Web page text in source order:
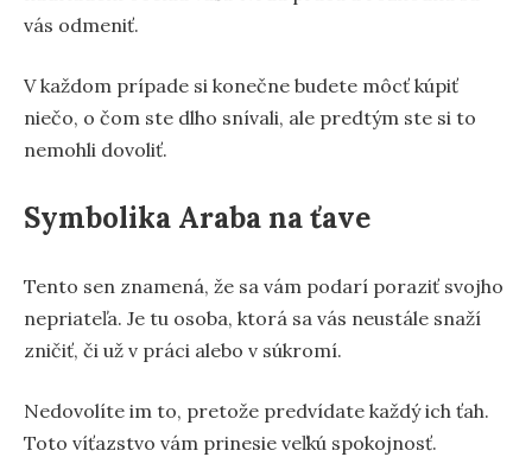
vás odmeniť.
V každom prípade si konečne budete môcť kúpiť
niečo, o čom ste dlho snívali, ale predtým ste si to
nemohli dovoliť.
Symbolika Araba na ťave
Tento sen znamená, že sa vám podarí poraziť svojho
nepriateľa. Je tu osoba, ktorá sa vás neustále snaží
zničiť, či už v práci alebo v súkromí.
Nedovolíte im to, pretože predvídate každý ich ťah.
Toto víťazstvo vám prinesie veľkú spokojnosť.